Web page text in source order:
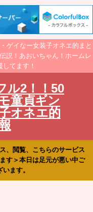
ゲイなー女装子オネエ的まと
説！あおいちゃん！ホームレ
てます！
ル2！！50
童貞ギン
オネエ的
、閲覧、こちらのサービス
す＞本日は足元が悪い中ご
ます。